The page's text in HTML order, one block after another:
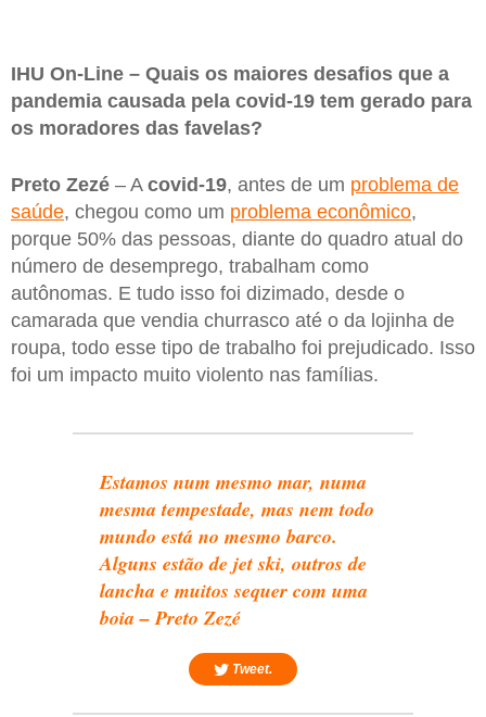
IHU On-Line – Quais os maiores desafios que a
pandemia causada pela covid-19 tem gerado para
os moradores das favelas?
Preto Zezé – A covid-19, antes de um problema de
saúde, chegou como um problema econômico,
porque 50% das pessoas, diante do quadro atual do
número de desemprego, trabalham como
autônomas. E tudo isso foi dizimado, desde o
camarada que vendia churrasco até o da lojinha de
roupa, todo esse tipo de trabalho foi prejudicado. Isso
foi um impacto muito violento nas famílias.
Estamos num mesmo mar, numa
mesma tempestade, mas nem todo
mundo está no mesmo barco.
Alguns estão de jet ski, outros de
lancha e muitos sequer com uma
boia – Preto Zezé
Tweet.